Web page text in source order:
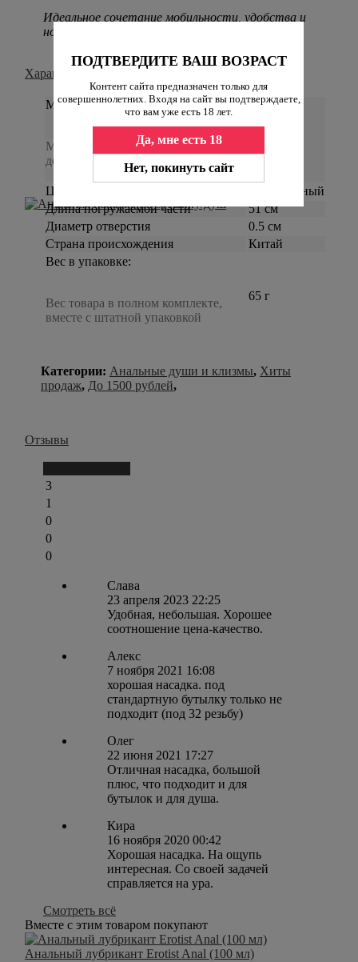
ПОДТВЕРДИТЕ ВАШ ВОЗРАСТ
Контент сайта предназначен только для
совершеннолетних. Входя на сайт вы подтверждаете,
что вам уже есть 18 лет.
Да, мне есть 18
Нет, покинуть сайт
Идеальное сочетание мобильности, удобства и
новых ощущений.
Характеристики
Материал
Материал, из которого изготовлен
девайс.
Цвет
черный
Длина погружаемой части
51 см
Диаметр отверстия
0.5 см
Страна происхождения
Китай
Вес в упаковке:
Вес товара в полном комплекте,
вместе с штатной упаковкой
65 г
Категории: Анальные души и клизмы, Хиты
продаж, До 1500 рублей,
Отзывы
3
1
0
0
0
Слава
23 апреля 2023 22:25
Удобная, небольшая. Хорошее
соотношение цена-качество.
Алекс
7 ноября 2021 16:08
хорошая насадка. под
стандартную бутылку только не
подходит (под 32 резьбу)
Олег
22 июня 2021 17:27
Отличная насадка, большой
плюс, что подходит и для
бутылок и для душа.
Кира
16 ноября 2020 00:42
Хорошая насадка. На ощупь
интересная. Со своей задачей
справляется на ура.
Смотреть всё
Вместе с этим товаром покупают
Анальный лубрикант Erotist Anal (100 мл)